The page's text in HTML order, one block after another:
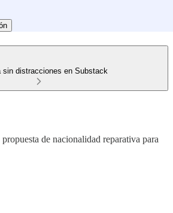
sin distracciones en Substack
de nacionalidad reparativa para